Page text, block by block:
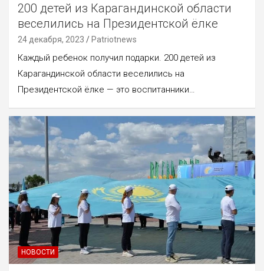
200 детей из Карагандинской области
веселились на Президентской ёлке
24 декабря, 2023 Patriotnews
Каждый ребенок получил подарки. 200 детей из
Карагандинской области веселились на
Президентской ёлке — это воспитанники…
НОВОСТИ